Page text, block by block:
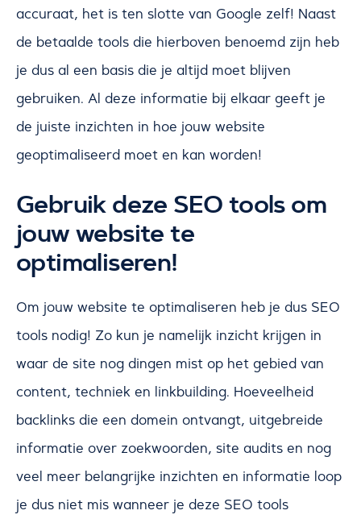
accuraat, het is ten slotte van Google zelf! Naast
de betaalde tools die hierboven benoemd zijn heb
je dus al een basis die je altijd moet blijven
gebruiken. Al deze informatie bij elkaar geeft je
de juiste inzichten in hoe jouw website
geoptimaliseerd moet en kan worden!
Gebruik deze SEO tools om
jouw website te
optimaliseren!
Om jouw website te optimaliseren heb je dus SEO
tools nodig! Zo kun je namelijk inzicht krijgen in
waar de site nog dingen mist op het gebied van
content, techniek en linkbuilding. Hoeveelheid
backlinks die een domein ontvangt, uitgebreide
informatie over zoekwoorden, site audits en nog
veel meer belangrijke inzichten en informatie loop
je dus niet mis wanneer je deze SEO tools